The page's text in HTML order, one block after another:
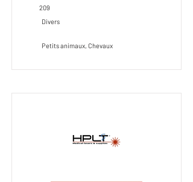
209
Divers
Petits animaux, Chevaux